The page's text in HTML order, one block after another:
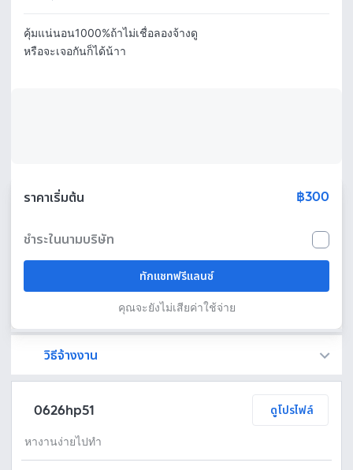
คุ้มแน่นอน1000%ถ้าไม่เชื่อลองจ้างดู
หรือจะเจอกันก็ได้น้าา
ราคาเริ่มต้น ฿300
ชำระในนามบริษัท
ทักแชทฟรีแลนซ์
คุณจะยังไม่เสียค่าใช้จ่าย
วิธีจ้างงาน
0626hp51 ดูโปรไฟล์
หางานง่ายไปทำ